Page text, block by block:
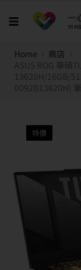
Home
商店
ASUS ROG 華碩
13620H/16GB/
0092B13620H)
特價